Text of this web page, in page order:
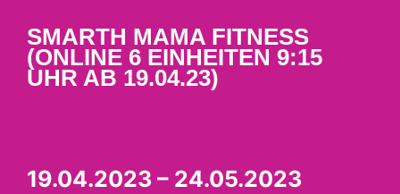
SMARTH MAMA FITNESS
(ONLINE 6 EINHEITEN 9:15
UHR AB 19.04.23)
19.04.2023 – 24.05.2023